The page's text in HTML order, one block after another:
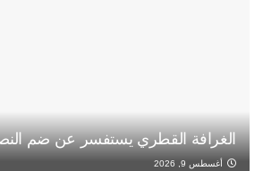
الغرافة القطري يستفسر عن ضم
أغسطس 9, 2026